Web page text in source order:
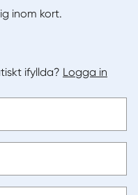
inom kort.
ifyllda? Logga in